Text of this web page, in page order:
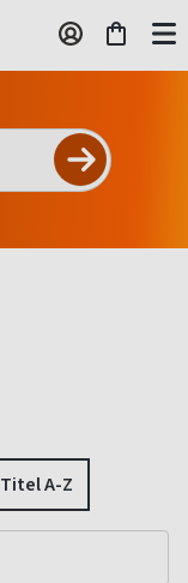
Titel A-Z